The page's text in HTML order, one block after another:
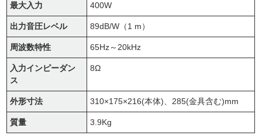
最大入力 400W
出力音圧レベル 89dB/W（1 m）
周波数特性 65Hz～20kHz
入力インピーダン
ス
8Ω
外形寸法 310×175×216(本体)、285(金具含む)mm
質量 3.9Kg